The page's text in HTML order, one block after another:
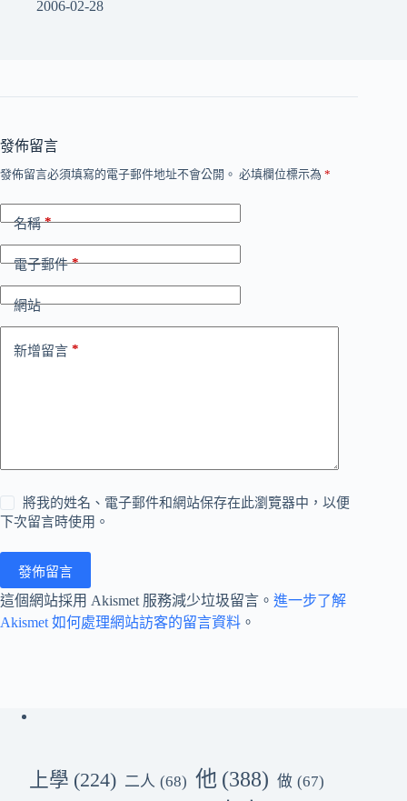
2006-02-28
發佈留言
發佈留言必須填寫的電子郵件地址不會公開。 必填欄位標示為 *
名稱*
電子郵件*
網站
新增留言 *
將我的姓名、電子郵件和網站保存在此瀏覽器中，以便
下次留言時使用。
發佈留言
這個網站採用 Akismet 服務減少垃圾留言。 進一步了解
Akismet 如何處理網站訪客的留言資料 。
上學 (224) 二人 (68) 他 (388) 做 (67)